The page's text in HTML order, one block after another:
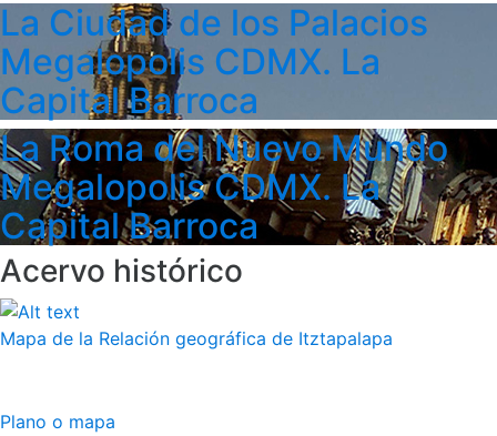
La Ciudad de los Palacios
Megalopolis CDMX. La
Capital Barroca
La Roma del Nuevo Mundo
Megalopolis CDMX. La
Capital Barroca
Acervo histórico
Mapa de la Relación geográfica de Itztapalapa
Plano o mapa